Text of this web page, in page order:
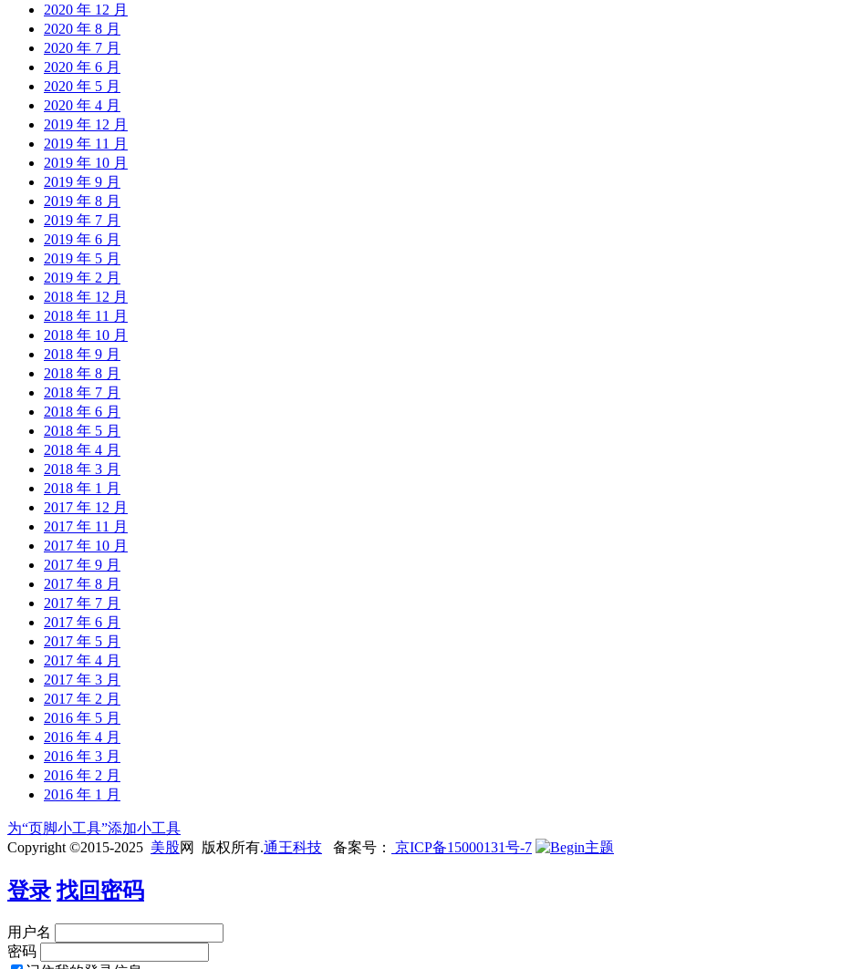
2020 年 12 月
2020 年 8 月
2020 年 7 月
2020 年 6 月
2020 年 5 月
2020 年 4 月
2019 年 12 月
2019 年 11 月
2019 年 10 月
2019 年 9 月
2019 年 8 月
2019 年 7 月
2019 年 6 月
2019 年 5 月
2019 年 2 月
2018 年 12 月
2018 年 11 月
2018 年 10 月
2018 年 9 月
2018 年 8 月
2018 年 7 月
2018 年 6 月
2018 年 5 月
2018 年 4 月
2018 年 3 月
2018 年 1 月
2017 年 12 月
2017 年 11 月
2017 年 10 月
2017 年 9 月
2017 年 8 月
2017 年 7 月
2017 年 6 月
2017 年 5 月
2017 年 4 月
2017 年 3 月
2017 年 2 月
2016 年 5 月
2016 年 4 月
2016 年 3 月
2016 年 2 月
2016 年 1 月
为“页脚小工具”添加小工具
Copyright ©2015-2025 美股网 版权所有.通王科技 备案号： 京ICP备15000131号-7
登录 找回密码
用户名
密码